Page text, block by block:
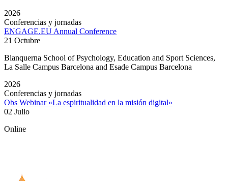
2026
Conferencias y jornadas
ENGAGE.EU Annual Conference
21 Octubre
Blanquerna School of Psychology, Education and Sport Sciences,
La Salle Campus Barcelona and Esade Campus Barcelona
2026
Conferencias y jornadas
Obs Webinar «La espiritualidad en la misión digital»
02 Julio
Online